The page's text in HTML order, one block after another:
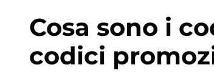
Cosa sono i
codici